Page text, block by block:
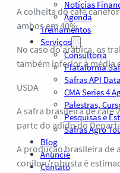
Notícias
Agenda
Treinamentos
Serviços
Consultoria
Plataforma
Safras API
CMA Series 4
Palestras,
Pesquisas e
Safras Agro
Blog
Anuncie
Contato
A colheita do café
ambos em 40%.
No caso do arábica, os
também inferior à média
USDA
A safra brasileira de café
parte do adido do
A produção brasileira de
conilon/robusta é